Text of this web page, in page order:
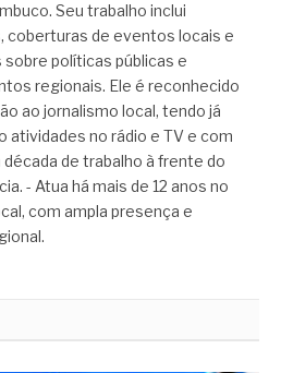
Seu trabalho inclui
coberturas de eventos locais e
políticas públicas e
regionais. Ele é reconhecido
ao jornalismo local, tendo já
atividades no rádio e TV e com
década de trabalho à frente do
- Atua há mais de 12 anos no
com ampla presença e